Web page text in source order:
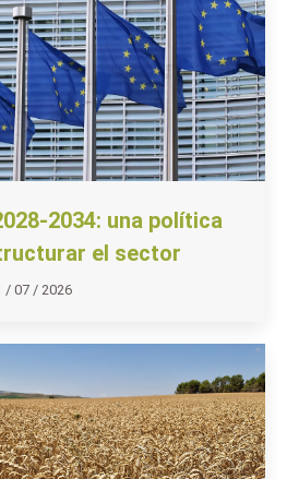
2034: una política
el sector
/ 07 / 2026